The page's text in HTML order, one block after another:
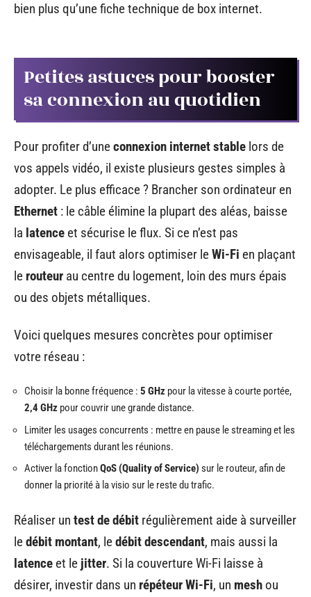
bien plus qu’une fiche technique de box internet.
Petites astuces pour booster
sa connexion au quotidien
Pour profiter d’uneconnexion internet stable lors de
vos appels vidéo, il existe plusieurs gestes simples à
adopter. Le plus efficace ? Brancher son ordinateur en
Ethernet : le câble élimine la plupart des aléas, baisse
la latence et sécurise le flux. Si ce n’est pas
envisageable, il faut alors optimiser leWi-Fi en plaçant
le routeur au centre du logement, loin des murs épais
ou des objets métalliques.
Voici quelques mesures concrètes pour optimiser
votre réseau :
Choisir la bonne fréquence : 5 GHz pour la vitesse à courte portée,
2,4 GHz pour couvrir une grande distance.
Limiter les usages concurrents : mettre en pause le streaming et les
téléchargements durant les réunions.
Activer la fonctionQoS (Quality of Service) sur le routeur, afin de
donner la priorité à la visio sur le reste du trafic.
Réaliser un test de débit régulièrement aide à surveiller
ledébit montant, ledébit descendant, mais aussi la
latence et le jitter. Si la couverture Wi-Fi laisse à
désirer, investir dans un répéteur Wi-Fi, un mesh ou